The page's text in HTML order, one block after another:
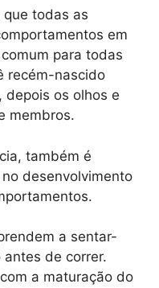
que todas as
em
para todas
recém-nascido
depois os olhos e
membros.
também é
desenvolvimento
a sentar-
de correr.
a maturação do